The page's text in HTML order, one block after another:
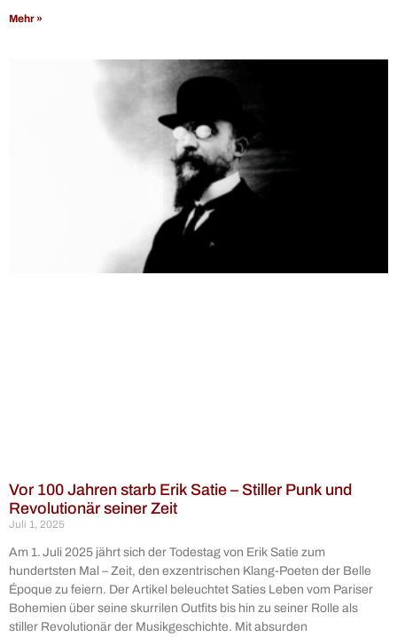
Mehr »
Vor 100 Jahren starb Erik Satie – Stiller Punk und
Revolutionär seiner Zeit
Juli 1, 2025
Am 1. Juli 2025 jährt sich der Todestag von Erik Satie zum
hundertsten Mal – Zeit, den exzentrischen Klang-Poeten der Belle
Époque zu feiern. Der Artikel beleuchtet Saties Leben vom Pariser
Bohemien über seine skurrilen Outfits bis hin zu seiner Rolle als
stiller Revolutionär der Musikgeschichte. Mit absurden